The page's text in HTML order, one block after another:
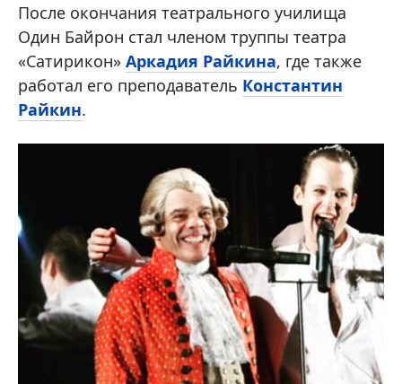
После окончания театрального училища
Один Байрон стал членом труппы театра
«Сатирикон» Аркадия Райкина, где также
работал его преподаватель Константин
Райкин.